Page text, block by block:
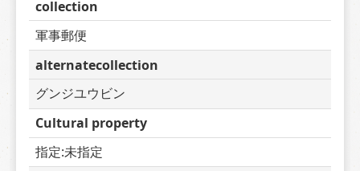
collection
軍事郵便
alternatecollection
グンジユウビン
Cultural property
指定:未指定